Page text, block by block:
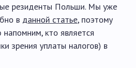
резиденты Польши. Мы уже
в данной статье, поэтому
кто является
зрения уплаты налогов) в